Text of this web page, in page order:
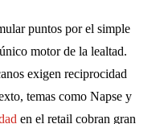
puntos por el simple
motor de la lealtad.
exigen reciprocidad
temas como Napse y
en el retail cobran gran